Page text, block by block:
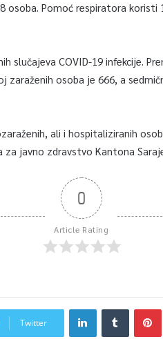
osoba. Pomoć respiratora
slučajeva COVID-19 infekcije.
zaraženih osoba je 666, a
ali i hospitaliziranih
javno zdravstvo Kantona
0
Article Rating
Twitter